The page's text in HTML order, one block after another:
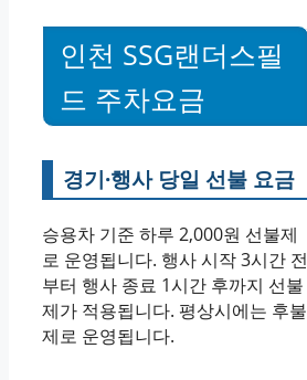
인천 SSG랜더스필
드 주차요금
경기·행사 당일 선불 요금
승용차 기준 하루 2,000원 선불제
로 운영됩니다. 행사 시작 3시간 전
부터 행사 종료 1시간 후까지 선불
제가 적용됩니다. 평상시에는 후불
제로 운영됩니다.